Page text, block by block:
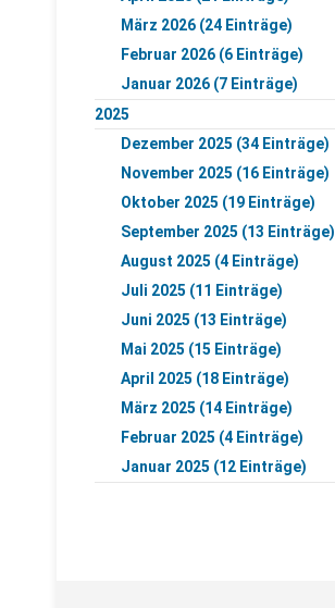
März 2026 (24 Einträge)
Februar 2026 (6 Einträge)
Januar 2026 (7 Einträge)
2025
Dezember 2025 (34 Einträge)
November 2025 (16 Einträge)
Oktober 2025 (19 Einträge)
September 2025 (13 Einträge)
August 2025 (4 Einträge)
Juli 2025 (11 Einträge)
Juni 2025 (13 Einträge)
Mai 2025 (15 Einträge)
April 2025 (18 Einträge)
März 2025 (14 Einträge)
Februar 2025 (4 Einträge)
Januar 2025 (12 Einträge)